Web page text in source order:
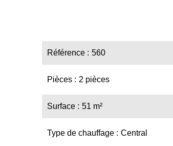
Référence 560
Pièces 2 pièces
Surface 51 m²
Type de chauffage Central